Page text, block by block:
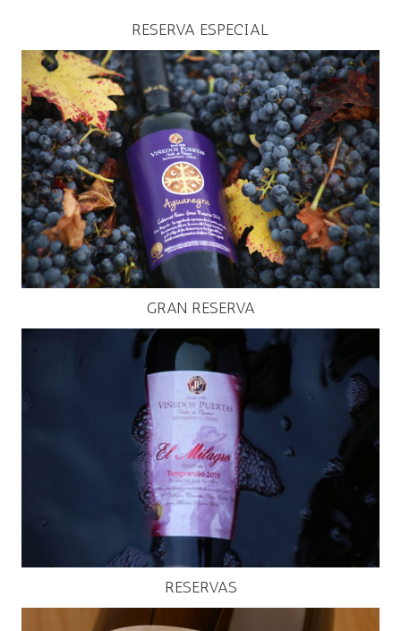
RESERVA ESPECIAL
GRAN RESERVA
RESERVAS